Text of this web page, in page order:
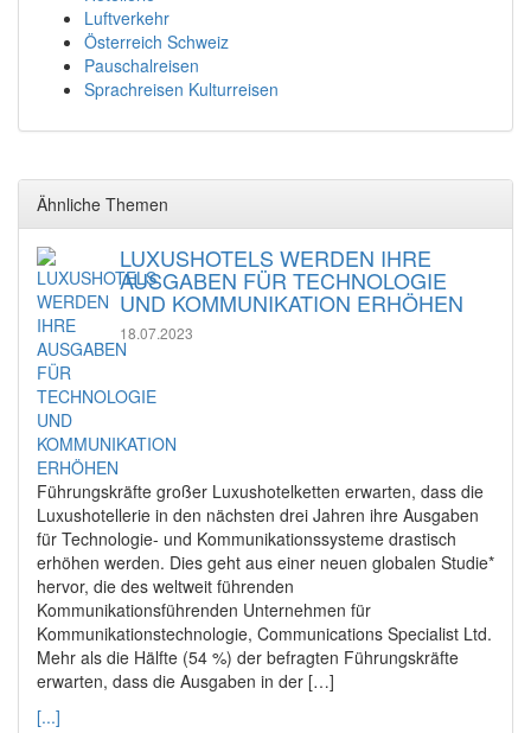
Luftverkehr
Österreich Schweiz
Pauschalreisen
Sprachreisen Kulturreisen
Ähnliche Themen
LUXUSHOTELS WERDEN IHRE
AUSGABEN FÜR TECHNOLOGIE
UND KOMMUNIKATION ERHÖHEN
18.07.2023
Führungskräfte großer Luxushotelketten erwarten, dass die
Luxushotellerie in den nächsten drei Jahren ihre Ausgaben
für Technologie- und Kommunikationssysteme drastisch
erhöhen werden. Dies geht aus einer neuen globalen Studie*
hervor, die des weltweit führenden
Kommunikationsführenden Unternehmen für
Kommunikationstechnologie, Communications Specialist Ltd.
Mehr als die Hälfte (54 %) der befragten Führungskräfte
erwarten, dass die Ausgaben in der […]
[...]